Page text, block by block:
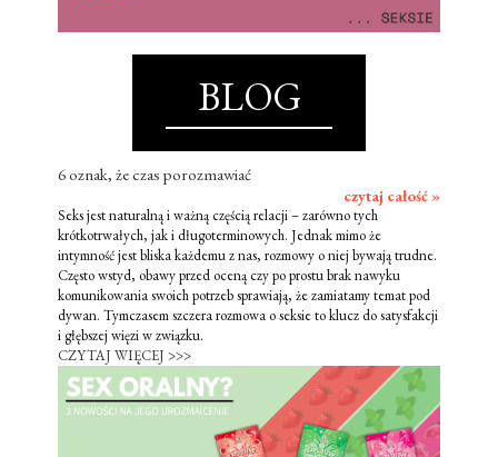
BLOG
6 oznak, że czas porozmawiać
czytaj całość »
Seks jest naturalną i ważną częścią relacji – zarówno tych
krótkotrwałych, jak i długoterminowych. Jednak mimo że
intymność jest bliska każdemu z nas, rozmowy o niej bywają trudne.
Często wstyd, obawy przed oceną czy po prostu brak nawyku
komunikowania swoich potrzeb sprawiają, że zamiatamy temat pod
dywan. Tymczasem szczera rozmowa o seksie to klucz do satysfakcji
i głębszej więzi w związku.
CZYTAJ WIĘCEJ >>>